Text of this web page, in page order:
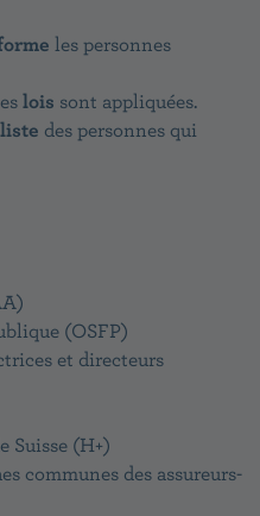
les personnes
lois sont appliquées.
liste des personnes qui
(OSFP)
et directeurs
Suisse (H+)
communes des assureurs-